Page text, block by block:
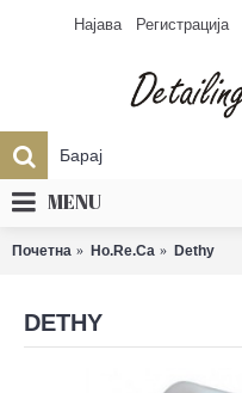
Најава Регистрација
MENU
Почетна Ho.Re.Ca Dethy
DETHY